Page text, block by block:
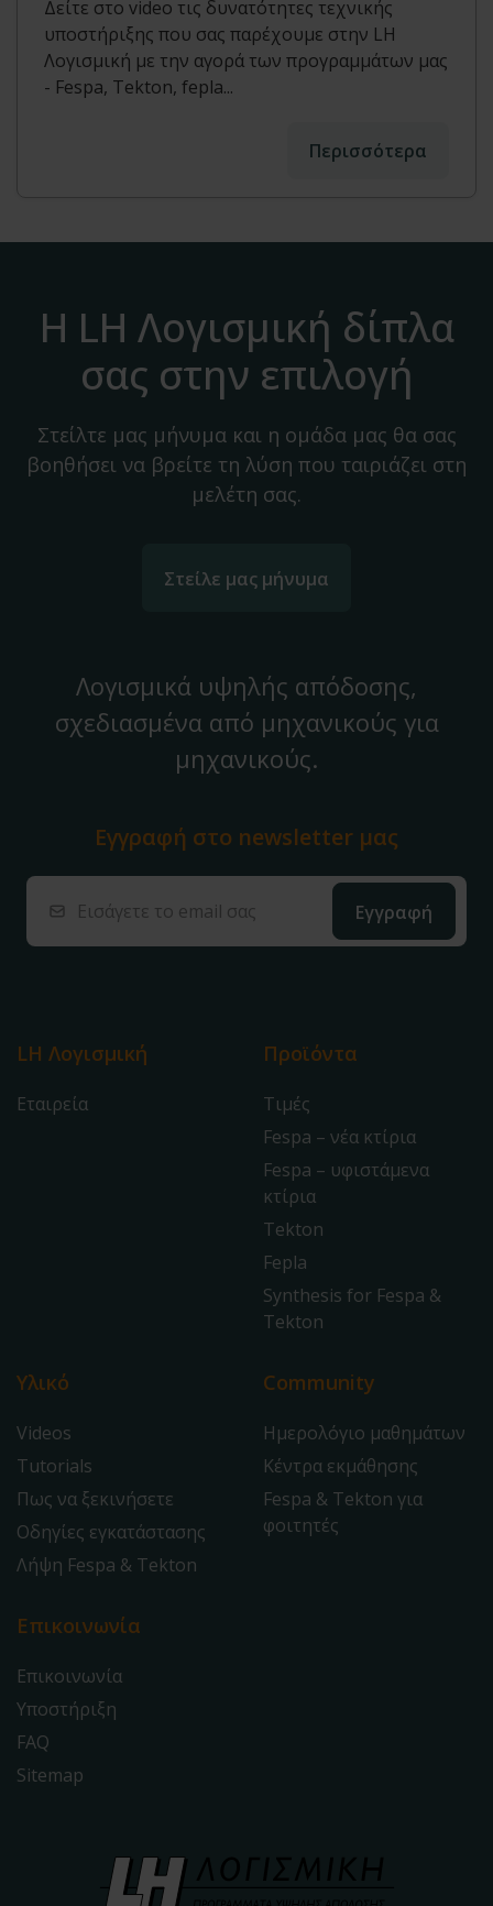
Δείτε στο video τις δυνατότητες τεχνικής
υποστήριξης που σας παρέχουμε στην LH
Λογισμική με την αγορά των προγραμμάτων μας
- Fespa, Tekton, fepla...
Περισσότερα
Η LH Λογισμική δίπλα
σας στην επιλογή
Στείλτε μας μήνυμα και η ομάδα μας θα σας
βοηθήσει να βρείτε τη λύση που ταιριάζει στη
μελέτη σας.
Στείλε μας μήνυμα
Λογισμικά υψηλής απόδοσης,
σχεδιασμένα από μηχανικούς για
μηχανικούς.
LH Λογισμική
Εταιρεία
Προϊόντα
Τιμές
Fespa – νέα κτίρια
Fespa – υφιστάμενα
κτίρια
Tekton
Fepla
Synthesis for Fespa &
Tekton
Υλικό
Videos
Tutorials
Πως να ξεκινήσετε
Οδηγίες εγκατάστασης
Λήψη Fespa & Tekton
Community
Ημερολόγιο μαθημάτων
Κέντρα εκμάθησης
Fespa & Tekton για
φοιτητές
Επικοινωνία
Επικοινωνία
Υποστήριξη
FAQ
Sitemap
Εγγραφή στο newsletter μας